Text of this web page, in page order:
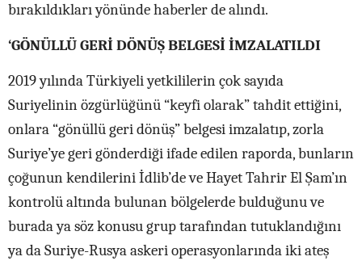
bırakıldıkları yönünde haberler de alındı.
‘GÖNÜLLÜ GERİ DÖNÜŞ BELGESİ İMZALATILDI
2019 yılında Türkiyeli yetkililerin çok sayıda
Suriyelinin özgürlüğünü “keyfi olarak” tahdit ettiğini,
onlara “gönüllü geri dönüş” belgesi imzalatıp, zorla
Suriye’ye geri gönderdiği ifade edilen raporda, bunların
çoğunun kendilerini İdlib’de ve Hayet Tahrir El Şam’ın
kontrolü altında bulunan bölgelerde bulduğunu ve
burada ya söz konusu grup tarafından tutuklandığını
ya da Suriye-Rusya askeri operasyonlarında iki ateş